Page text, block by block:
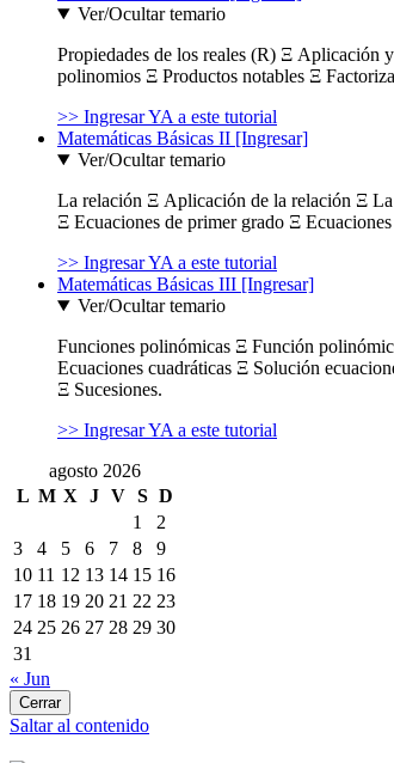
Ver/Ocultar temario
Propiedades de los reales (R) Ξ Aplicación
polinomios Ξ Productos notables Ξ
>> Ingresar YA a este tutorial
Matemáticas Básicas II [Ingresar]
Ver/Ocultar temario
La relación Ξ Aplicación de la relación Ξ
Ξ Ecuaciones de primer grado Ξ
>> Ingresar YA a este tutorial
Matemáticas Básicas III [Ingresar]
Ver/Ocultar temario
Funciones polinómicas Ξ Función
Ecuaciones cuadráticas Ξ Solución
Ξ Sucesiones.
>> Ingresar YA a este tutorial
agosto 2026
L M X J V S D
1
2
3
4 5 6 7 8
9
10 11 12 13 14 15 16
17 18 19 20 21 22 23
24 25 26 27 28 29 30
31
« Jun
Cerrar
Saltar al contenido